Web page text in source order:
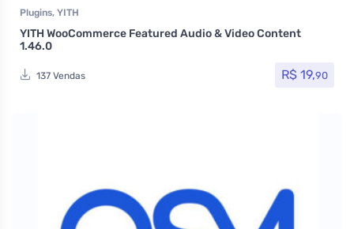
Plugins, YITH
YITH WooCommerce Featured Audio & Video Content
1.46.0
137 Vendas R$ 19,90